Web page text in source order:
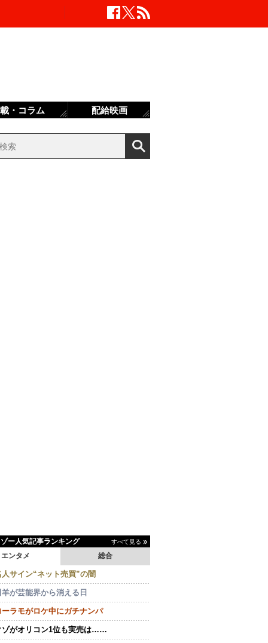
ー人気記事ランキング すべて見る
エンタメ 総合
人サイン“ネット売買”の闇
が芸能界から消える日
ーラモがロケ中にガチナンパ
ゾがオリコン1位も実売は……
・コラム 配給映画